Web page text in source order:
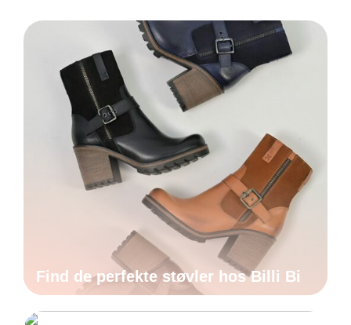
Find de perfekte støvler hos Billi Bi